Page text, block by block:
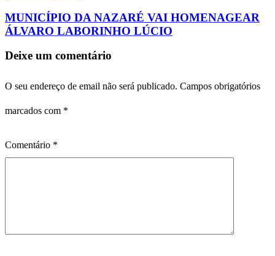
MUNICÍPIO DA NAZARÉ VAI HOMENAGEAR
ÁLVARO LABORINHO LÚCIO
Deixe um comentário
O seu endereço de email não será publicado. Campos obrigatórios
marcados com *
Comentário *